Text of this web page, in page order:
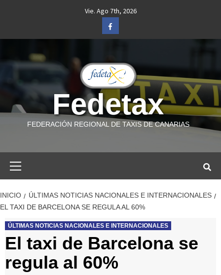
Vie. Ago 7th, 2026
Facebook
Fedetax
FEDERACIÓN REGIONAL DE TAXIS DE CANARIAS
INICIO
ÚLTIMAS NOTICIAS NACIONALES E INTERNACIONALES
EL TAXI DE BARCELONA SE REGULA AL 60%
ÚLTIMAS NOTICIAS NACIONALES E INTERNACIONALES
El taxi de Barcelona se
regula al 60%